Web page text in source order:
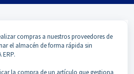
compras a nuestros proveedores de
el almacén de forma rápida sin
ERP.
la compra de un artículo que gestiona